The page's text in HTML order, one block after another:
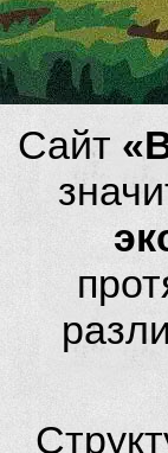
Сайт